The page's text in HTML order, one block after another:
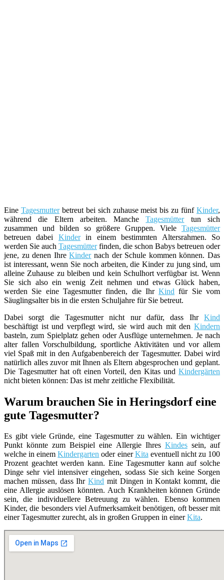
Eine Tagesmutterbetreut bei sich zuhause meist bis zu fünfKinder,
während die Eltern arbeiten. MancheTagesmüttertun sich
zusammen und bilden so größere Gruppen. Viele Tagesmütter
betreuen dabei Kinderin einem bestimmten Altersrahmen. So
werden Sie auch Tagesmütterfinden, die schon Babys betreuen oder
jene, zu denen IhreKindernach der Schule kommen können. Das
ist interessant, wenn Sie noch arbeiten, die Kinder zu jung sind, um
alleine Zuhause zu bleiben und kein Schulhort verfügbar ist. Wenn
Sie sich also ein wenig Zeit nehmen und etwas Glück haben,
werden Sie eine Tagesmutter finden, die IhrKind für Sie vom
Säuglingsalter bis in die ersten Schuljahre für Sie betreut.
Dabei sorgt die Tagesmutter nicht nur dafür, dass Ihr Kind
beschäftigt ist und verpflegt wird, sie wird auch mit den Kindern
basteln, zum Spielplatz gehen oder Ausflüge unternehmen. Je nach
alter fallen Vorschulbildung, sportliche Aktivitäten und vor allem
viel Spaß mit in den Aufgabenbereich der Tagesmutter. Dabei wird
natürlich alles zuvor mit Ihnen als Eltern abgesprochen und geplant.
Die Tagesmutter hat oft einen Vorteil, den Kitas und Kindergärten
nicht bieten können: Das ist mehr zeitliche Flexibilität.
Warum brauchen Sie in Heringsdorf eine
gute Tagesmutter?
Es gibt viele Gründe, eine Tagesmutter zu wählen. Ein wichtiger
Punkt könnte zum Beispiel eine Allergie Ihres Kindessein, auf
welche in einemKindergarten oder einerKitaeventuell nicht zu 100
Prozent geachtet werden kann. Eine Tagesmutter kann auf solche
Dinge sehr viel intensiver eingehen, sodass Sie sich keine Sorgen
machen müssen, dass IhrKind mit Dingen in Kontakt kommt, die
eine Allergie auslösen könnten. Auch Krankheiten können Gründe
sein, die individuellere Betreuung zu wählen. Ebenso kommen
Kinder, die besonders viel Aufmerksamkeit benötigen, oft besser mit
einer Tagesmutter zurecht, als in großen Gruppen in einerKita.